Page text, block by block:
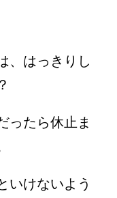
、はっきりし
ったら休止ま
いけないよう